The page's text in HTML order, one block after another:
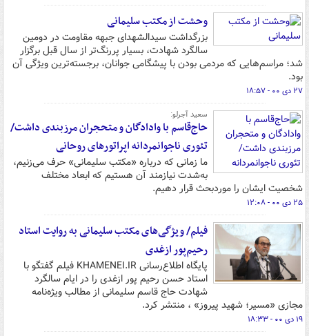
وحشت از مکتب سلیمانی
بزرگداشت سیدالشهدای جبهه مقاومت در دومین
سالگرد شهادت، بسیار پررنگ‌تر از سال قبل برگزار
شد؛ مراسم‌هایی که مردمی بودن با پیشگامی جوانان، برجسته‌ترین ویژگی آن
بود.
۲۷ دی ۰۰ - ۱۸:۵۷
سعید آجرلو:
حاج‌قاسم با وادادگان و متحجران مرزبندی داشت/
تئوری ناجوانمردانه اپراتورهای روحانی
ما زمانی که درباره «مکتب سلیمانی» حرف می‌زنیم،
به‌شدت نیازمند آن هستیم که ابعاد مختلف
شخصیت ایشان را موردبحث قرار دهیم.
۲۵ دی ۰۰ - ۱۲:۰۸
فیلم/ ویژگی‌های مکتب سلیمانی به روایت استاد
رحیم‌پور ازغدی
پایگاه اطلاع‌رسانی KHAMENEI.IR فیلم گفتگو با
استاد حسن رحیم پور ازغدی را در ایام سالگرد
شهادت حاج قاسم سلیمانی از مطالب ویژه‌نامه
مجازی «مسیر؛ شهید پیروز» ، منتشر کرد.
۱۹ دی ۰۰ - ۱۸:۳۳